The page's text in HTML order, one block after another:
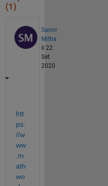
(1)
Samir
Mitha
il 22
Set
2020
htt
ps:
//w
ww
.m
ath
wo